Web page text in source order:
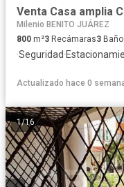
Venta Casa amplia
Milenio BENITO JUÁREZ
800 m²3 Recámaras3
·Seguridad·
Actualizado hace 0
1/16